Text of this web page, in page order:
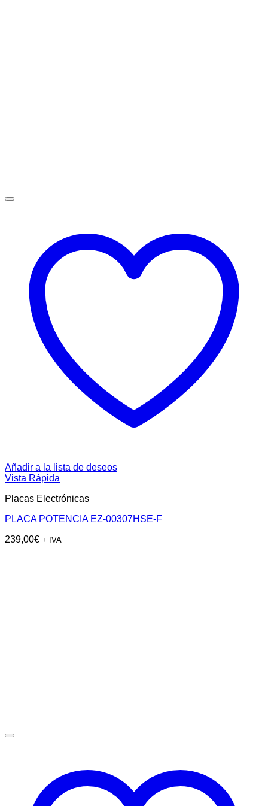
Añadir a la lista de deseos
Vista Rápida
Placas Electrónicas
PLACA POTENCIA EZ-00307HSE-F
239,00€ + IVA